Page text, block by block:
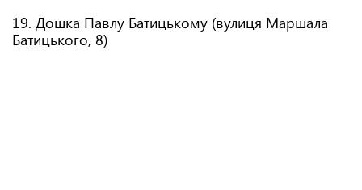
19. Дошка Павлу Батицькому (вулиця Маршала
Батицького, 8)